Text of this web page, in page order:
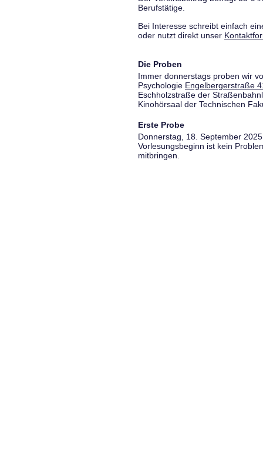
Berufstätige.
Bei Interesse schreibt einfach
oder nutzt direkt unser
Die Proben
Immer donnerstags proben wir
Psychologie Engelbergerstraße
Eschholzstraße der
Kinohörsaal der Technischen
Erste Probe
Donnerstag, 18. September
Vorlesungsbeginn ist kein
mitbringen.